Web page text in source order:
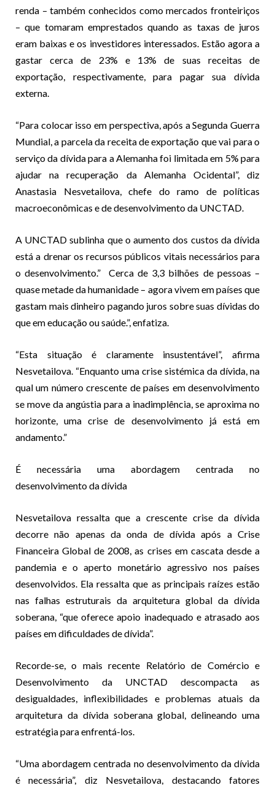
renda – também conhecidos como mercados fronteiriços
– que tomaram emprestados quando as taxas de juros
eram baixas e os investidores interessados. Estão agora a
gastar cerca de 23% e 13% de suas receitas de
exportação, respectivamente, para pagar sua dívida
externa.
“Para colocar isso em perspectiva, após a Segunda Guerra
Mundial, a parcela da receita de exportação que vai para o
serviço da dívida para a Alemanha foi limitada em 5% para
ajudar na recuperação da Alemanha Ocidental”, diz
Anastasia Nesvetailova, chefe do ramo de políticas
macroeconômicas e de desenvolvimento da UNCTAD.
A UNCTAD sublinha que o aumento dos custos da dívida
está a drenar os recursos públicos vitais necessários para
o desenvolvimento.”
Cerca de 3,3 bilhões de pessoas –
quase metade da humanidade – agora vivem em países que
gastam mais dinheiro pagando juros sobre suas dívidas do
que em educação ou saúde.”, enfatiza.
“Esta situação é claramente insustentável”, afirma
Nesvetailova. “Enquanto uma crise sistémica da dívida, na
qual um número crescente de países em desenvolvimento
se move da angústia para a inadimplência, se aproxima no
horizonte, uma crise de desenvolvimento já está em
andamento.”
É necessária uma abordagem centrada no
desenvolvimento da dívida
Nesvetailova ressalta que a crescente crise da dívida
decorre não apenas da onda de dívida após a Crise
Financeira Global de 2008, as crises em cascata desde a
pandemia e o aperto monetário agressivo nos países
desenvolvidos. Ela ressalta que as principais raízes estão
nas falhas estruturais da arquitetura global da dívida
soberana, “que oferece apoio inadequado e atrasado aos
países em dificuldades de dívida”.
Recorde-se, o mais recente Relatório de Comércio e
Desenvolvimento da UNCTAD descompacta as
desigualdades, inflexibilidades e problemas atuais da
arquitetura da dívida soberana global, delineando uma
estratégia para enfrentá-los.
“Uma abordagem centrada no desenvolvimento da dívida
é necessária”, diz Nesvetailova, destacando fatores